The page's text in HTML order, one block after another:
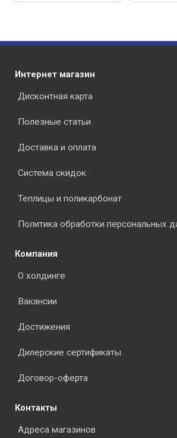
Интернет магазин
Дисконтная карта
Полезные статьи
Доставка и оплата
Система скидок
Теплицы и поликарбонат
Политика обработки персональных
Компания
О холдинге
Вакансии
Достижения
Дилерские сертификаты
Договор-оферта
Контакты
Адреса магазинов